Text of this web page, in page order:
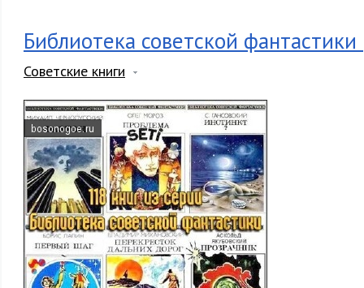
Библиотека советской
Советские книги